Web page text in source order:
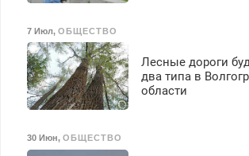
7 Июл, ОБЩЕСТВО
Лесные дороги
два типа в
области
30 Июн, ОБЩЕСТВО